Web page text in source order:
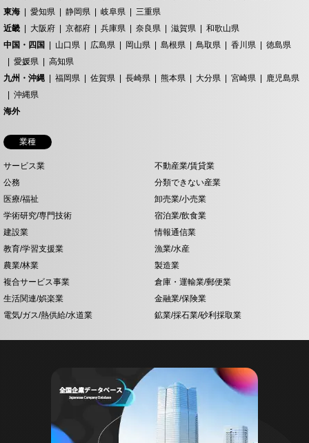
東海
愛知県 静岡県 岐阜県
三重県
近畿
大阪府 京都府 兵庫県 奈良県 滋賀県
和歌山県
中国・四国
山口県 広島県 岡山県 島根県 鳥取県 香川県
徳島県
愛媛県
高知県
九州・沖縄
福岡県 佐賀県 長崎県 熊本県 大分県 宮崎県
鹿児島県
沖縄県
海外
業種
サービス業
不動産業/賃貸業
公務
分類できない産業
医療/福祉
卸売業/小売業
学術研究/専門技術
宿泊業/飲食業
建設業
情報通信業
教育/学習支援業
漁業/水産
農業/林業
製造業
複合サービス事業
倉庫・運輸業/郵便業
生活関連/娯楽業
金融業/保険業
電気/ガス/熱供給/水道業
鉱業/採石業/砂利採取業